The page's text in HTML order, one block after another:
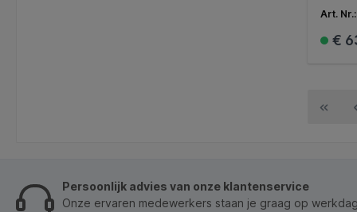
liter.
13
van
Art. Nr.:
€
Persoonlijk advies van onze klantenservice
Onze ervaren medewerkers staan je graag op